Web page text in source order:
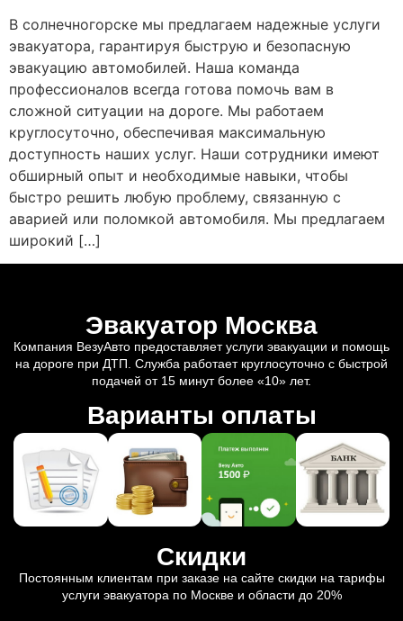
В солнечногорске мы предлагаем надежные услуги
эвакуатора, гарантируя быструю и безопасную
эвакуацию автомобилей. Наша команда
профессионалов всегда готова помочь вам в
сложной ситуации на дороге. Мы работаем
круглосуточно, обеспечивая максимальную
доступность наших услуг. Наши сотрудники имеют
обширный опыт и необходимые навыки, чтобы
быстро решить любую проблему, связанную с
аварией или поломкой автомобиля. Мы предлагаем
широкий […]
Эвакуатор Москва
Компания ВезуАвто предоставляет услуги эвакуации и помощь
на дороге при ДТП. Служба работает круглосуточно с быстрой
подачей от 15 минут более «10» лет.
Варианты оплаты
Скидки
Постоянным клиентам при заказе на сайте скидки на тарифы
услуги эвакуатора по Москве и области до 20%